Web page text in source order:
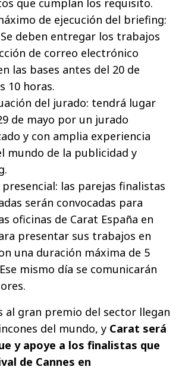
que cumplan los requisito.
de ejecución del briefing:
deben entregar los trabajos
de correo electrónico
las bases antes del 20 de
10 horas.
del jurado: tendrá lugar
de mayo por un jurado
y con amplia experiencia
mundo de la publicidad y
presencial: las parejas finalistas
serán convocadas para
oficinas de Carat España en
presentar sus trabajos en
una duración máxima de 5
mismo día se comunicarán
al gran premio del sector llegan
del mundo, y Carat será
y apoye a los finalistas que
de Cannes en